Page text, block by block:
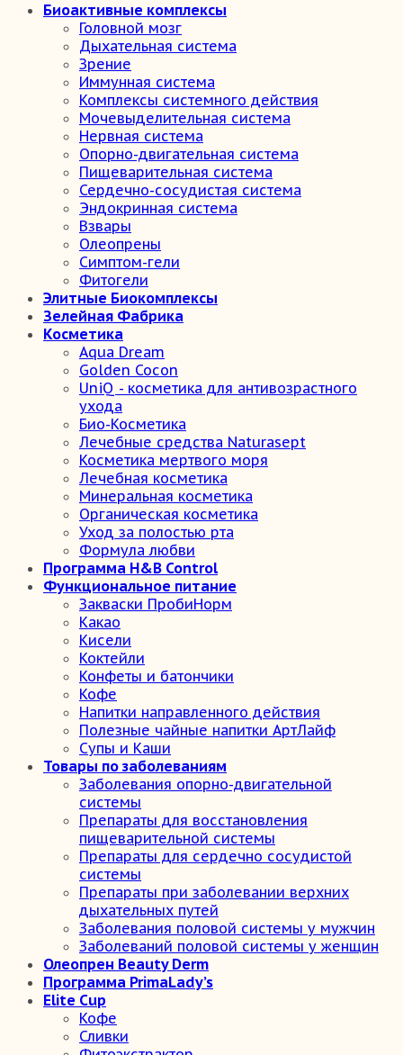
Биоактивные комплексы
Головной мозг
Дыхательная система
Зрение
Иммунная система
Комплексы системного действия
Мочевыделительная система
Нервная система
Опорно-двигательная система
Пищеварительная система
Сердечно-сосудистая система
Эндокринная система
Взвары
Олеопрены
Симптом-гели
Фитогели
Элитные Биокомплексы
Зелейная Фабрика
Косметика
Aqua Dream
Golden Cocon
UniQ - косметика для антивозрастного
ухода
Био-Косметика
Лечебные средства Naturasept
Косметика мертвого моря
Лечебная косметика
Минеральная косметика
Органическая косметика
Уход за полостью рта
Формула любви
Программа H&B Control
Функциональное питание
Закваски ПробиНорм
Какао
Кисели
Коктейли
Конфеты и батончики
Кофе
Напитки направленного действия
Полезные чайные напитки АртЛайф
Супы и Каши
Товары по заболеваниям
Заболевания опорно-двигательной
системы
Препараты для восстановления
пищеварительной системы
Препараты для сердечно сосудистой
системы
Препараты при заболевании верхних
дыхательных путей
Заболевания половой системы у мужчин
Заболеваний половой системы у женщин
Олеопрен Beauty Derm
Программа PrimaLady’s
Elite Cup
Кофе
Сливки